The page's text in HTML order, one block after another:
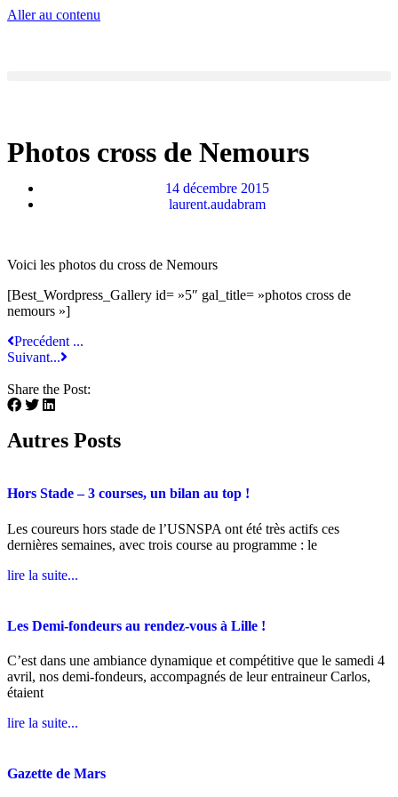
Aller au contenu
Photos cross de Nemours
14 décembre 2015
laurent.audabram
Voici les photos du cross de Nemours
[Best_Wordpress_Gallery id= »5″ gal_title= »photos cross de
nemours »]
Precédent ...
Suivant...
Share the Post:
Autres Posts
Hors Stade – 3 courses, un bilan au top !
Les coureurs hors stade de l’USNSPA ont été très actifs ces
dernières semaines, avec trois course au programme : le
lire la suite...
Les Demi-fondeurs au rendez-vous à Lille !
C’est dans une ambiance dynamique et compétitive que le samedi 4
avril, nos demi-fondeurs, accompagnés de leur entraineur Carlos,
étaient
lire la suite...
Gazette de Mars